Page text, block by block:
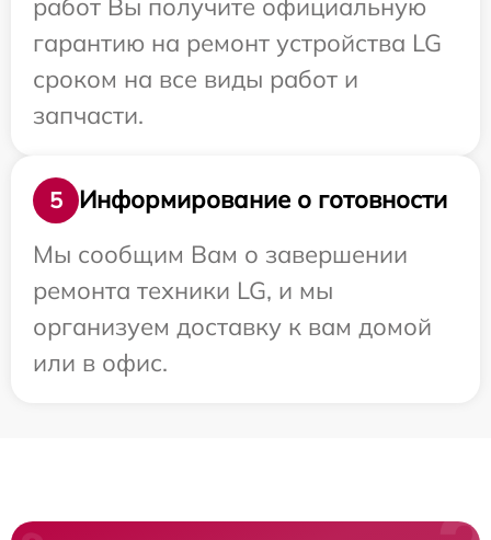
работ Вы получите официальную
гарантию на ремонт устройства LG
сроком на все виды работ и
запчасти.
5
Информирование о готовности
Мы сообщим Вам о завершении
ремонта техники LG, и мы
организуем доставку к вам домой
или в офис.